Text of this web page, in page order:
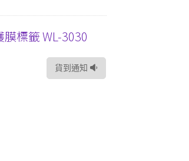
膜標籤 WL-3030
貨到通知